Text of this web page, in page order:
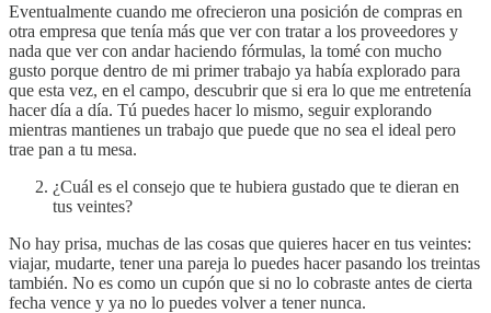
Eventualmente cuando me ofrecieron una posición de compras en
otra empresa que tenía más que ver con tratar a los proveedores y
nada que ver con andar haciendo fórmulas, la tomé con mucho
gusto porque dentro de mi primer trabajo ya había explorado para
que esta vez, en el campo, descubrir que si era lo que me entretenía
hacer día a día. Tú puedes hacer lo mismo, seguir explorando
mientras mantienes un trabajo que puede que no sea el ideal pero
trae pan a tu mesa.
¿Cuál es el consejo que te hubiera gustado que te dieran en
tus veintes?
No hay prisa, muchas de las cosas que quieres hacer en tus veintes:
viajar, mudarte, tener una pareja lo puedes hacer pasando los treintas
también. No es como un cupón que si no lo cobraste antes de cierta
fecha vence y ya no lo puedes volver a tener nunca.